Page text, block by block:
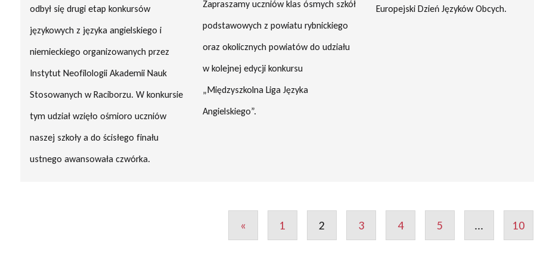
odbył się drugi etap konkursów
językowych z języka angielskiego i
niemieckiego organizowanych przez
Instytut Neofilologii Akademii Nauk
Stosowanych w Raciborzu. W konkursie
tym udział wzięło ośmioro uczniów
naszej szkoły a do ścisłego finału
ustnego awansowała czwórka.
Zapraszamy uczniów klas ósmych szkół
podstawowych z powiatu rybnickiego
oraz okolicznych powiatów do udziału
w kolejnej edycji konkursu
„Międzyszkolna Liga Języka
Angielskiego”.
Europejski Dzień Języków Obcych.
« 1 2 3 4 5 ... 10